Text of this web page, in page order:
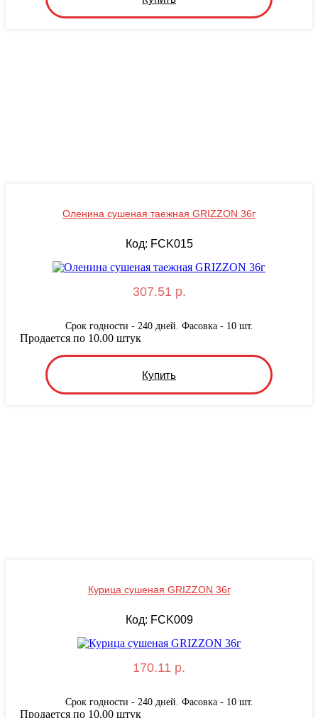
Оленина сушеная таежная GRIZZON 36г
Код: FCK015
307.51 р.
Срок годности - 240 дней. Фасовка - 10 шт.
Купить
Продается по 10.00 штук
Курица сушеная GRIZZON 36г
Код: FCK009
170.11 р.
Срок годности - 240 дней. Фасовка - 10 шт.
Продается по 10.00 штук